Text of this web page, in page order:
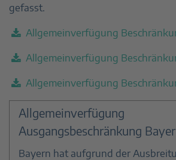
gefasst.
Allgemeinverfügung
Allgemeinverfügung
Allgemeinverfügung
Allgemeinverfügung
Ausgangsbeschränkung
Bayern hat aufgrund der